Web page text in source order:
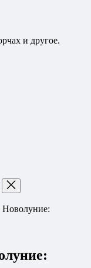
и другое.
Новолуние: